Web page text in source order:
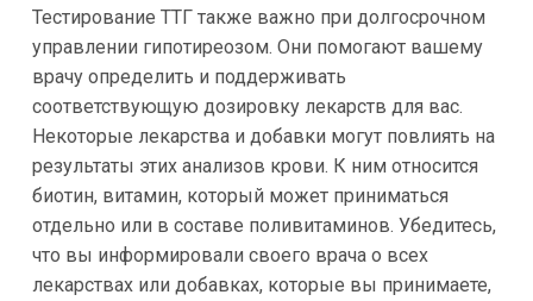
Тестирование ТТГ также важно при долгосрочном
управлении гипотиреозом. Они помогают вашему
врачу определить и поддерживать
соответствующую дозировку лекарств для вас.
Некоторые лекарства и добавки могут повлиять на
результаты этих анализов крови. К ним относится
биотин, витамин, который может приниматься
отдельно или в составе поливитаминов. Убедитесь,
что вы информировали своего врача о всех
лекарствах или добавках, которые вы принимаете,